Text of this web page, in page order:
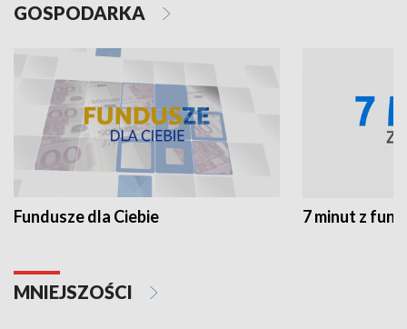
GOSPODARKA
Fundusze dla Ciebie 7 minut z
MNIEJSZOŚCI